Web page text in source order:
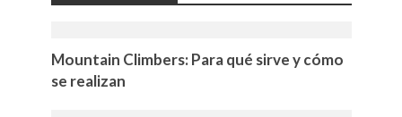
Mountain Climbers: Para qué sirve y cómo
se realizan